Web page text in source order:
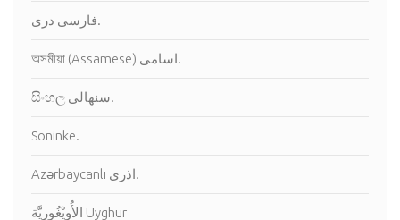
فارسى درى.
অসমীয়া (Assamese) اسامى.
සිංහල سنهالى.
Soninke.
Azərbaycanlı اذرى.
الأُويْغُورِيَّة Uyghur